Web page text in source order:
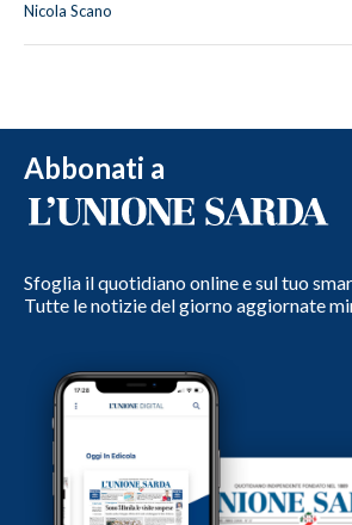
Nicola Scano
Abbonati a
Sfoglia il quotidiano online e sul tuo
Tutte le notizie del giorno aggiornate